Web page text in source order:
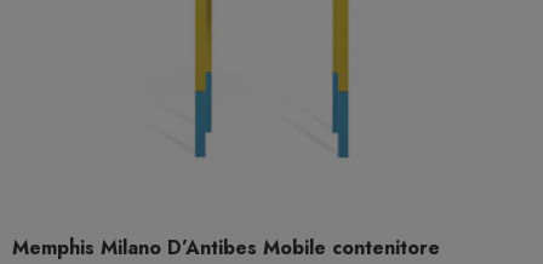
Memphis Milano D’Antibes Mobile contenitore